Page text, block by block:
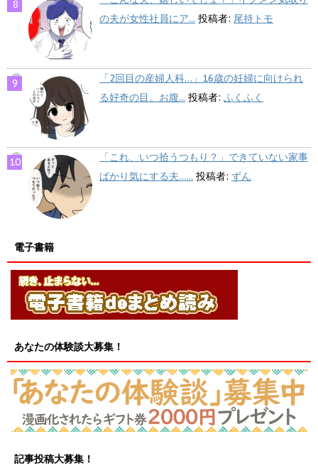
の夫が女性社員にア... 投稿者: 尾持トモ
「2回目の産婦人科…」16歳の妊婦に向けられ
る好奇の目。お腹... 投稿者: ふくふく
「これ、いつ拾うつもり？」できていない家事
ばかり気にする夫…... 投稿者: ずん
電子書籍
あなたの体験談大募集！
記事投稿大募集！